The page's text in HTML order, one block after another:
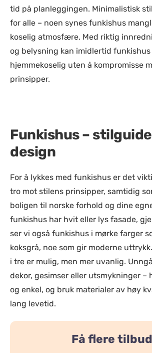
tid på planleggingen. Minimalistisk
for alle – noen synes funkishus
koselig atmosfære. Med riktig
og belysning kan imidlertid
hjemmekoselig uten å kompromisse
prinsipper.
Funkishus –
design
For å lykkes med funkishus er det
tro mot stilens prinsipper, samtidig
boligen til norske forhold og dine
funkishus har hvit eller lys fasade,
ser vi også funkishus i mørke farger
koksgrå, noe som gir moderne
i tre er mulig, men mer uvanlig.
dekor, gesimser eller utsmykninger –
og enkel, og bruk materialer av høy
lang levetid.
Få flere tilbud